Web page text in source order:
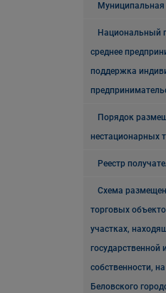
Национальный
среднее
поддержка
Порядок
нестационарных
Реестр
Схема
торговых
участках,
государственной
собственности,
Беловского